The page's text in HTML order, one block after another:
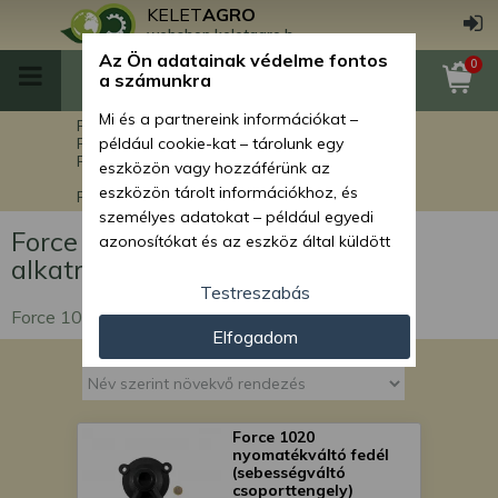
KELETAGRO
webshop.keletagro.hu
0
Főoldal
Force alkatrészek
Force rakodók alkatrészei
Force 1020 Stage V rakodógép alkatrészek
Force 1020 Stage V hajtáslánc alkatrészek
Force 1020 Stage V hajtáslánc
alkatrészek
Force 1020 Stage V hajtáslánc alkatrészek
Force 1020
nyomatékváltó fedél
(sebességváltó
csoporttengely)
Az Ön adatainak védelme fontos
a számunkra
Mi és a partnereink információkat –
például cookie-kat – tárolunk egy
eszközön vagy hozzáférünk az
eszközön tárolt információkhoz, és
személyes adatokat – például egyedi
azonosítókat és az eszköz által küldött
személyre szabott hirdetések és
tartalom nyújtásához, hirdetés- és
tartalomméréshez, nézettségi adatok
gyűjtéséhez, valamint termékek
kifejlesztéséhez és a termékek
partnereink eszközleolvasásos
módszerrel szerzett pontos geolokációs
adatokat és azonosítási információkat
Testreszabás
Elfogadom